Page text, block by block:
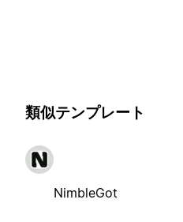
類似テンプレート
NimbleGot